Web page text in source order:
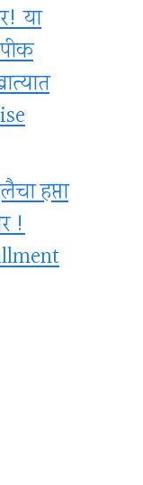
या
हप्ता
!